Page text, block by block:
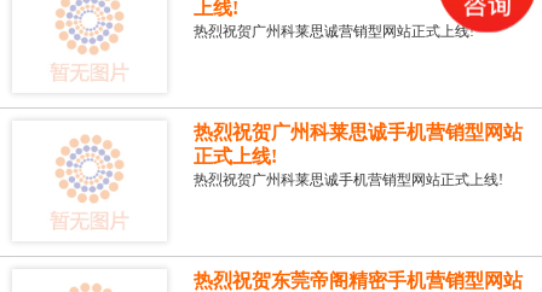
上线!
热烈祝贺广州科莱思诚营销型网站正式上线!
热烈祝贺广州科莱思诚手机营销型网站
正式上线!
热烈祝贺广州科莱思诚手机营销型网站正式上线!
热烈祝贺东莞帝阁精密手机营销型网站